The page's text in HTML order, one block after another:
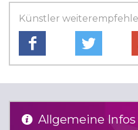
Künstler
Allgemeine Infos